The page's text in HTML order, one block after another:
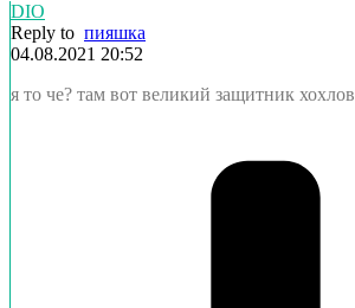
DIO
Reply to пияшка
04.08.2021 20:52
я то че? там вот великий защитник хохлов